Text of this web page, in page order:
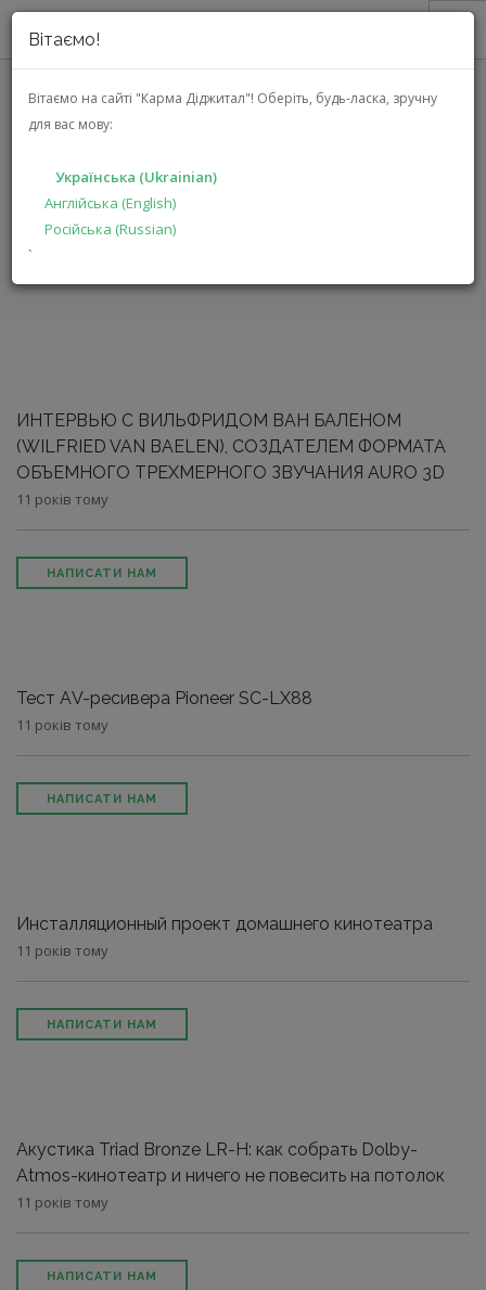
Вітаємо!
Вітаємо на сайті "Карма Діджитал"! Оберіть, будь-ласка, зручну
для вас мову:
Українська (Ukrainian)
Англійська (English)
Російська (Russian)
`
ПРО НАС
АКЦІЇ
РІШЕННЯ
ВИРОБНИКАМ
ГОЛОВНА СТАТТІ
ИНТЕРВЬЮ С ВИЛЬФРИДОМ ВАН БАЛЕНОМ
(WILFRIED VAN BAELEN), СОЗДАТЕЛЕМ ФОРМАТА
ОБЪЕМНОГО ТРЕХМЕРНОГО ЗВУЧАНИЯ AURO 3D
11 років тому
НАПИСАТИ НАМ
Тест АV-ресивера Pioneer SC-LX88
11 років тому
НАПИСАТИ НАМ
Инсталляционный проект домашнего кинотеатра
11 років тому
НАПИСАТИ НАМ
Акустика Triad Bronze LR-H: как собрать Dolby-
Atmos-кинотеатр и ничего не повесить на потолок
11 років тому
НАПИСАТИ НАМ